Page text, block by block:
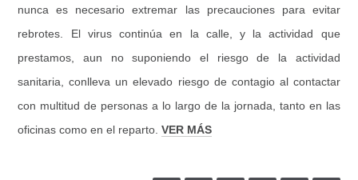
nunca es necesario extremar las precauciones para evitar
rebrotes. El virus continúa en la calle, y la actividad que
prestamos, aun no suponiendo el riesgo de la actividad
sanitaria, conlleva un elevado riesgo de contagio al contactar
con multitud de personas a lo largo de la jornada, tanto en las
oficinas como en el reparto.VER MÁS